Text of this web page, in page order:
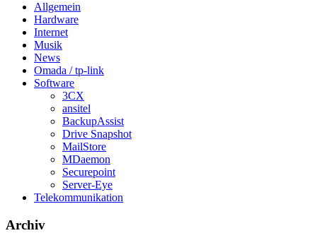
Allgemein
Hardware
Internet
Musik
News
Omada / tp-link
Software
3CX
ansitel
BackupAssist
Drive Snapshot
MailStore
MDaemon
Securepoint
Server-Eye
Telekommunikation
Archiv